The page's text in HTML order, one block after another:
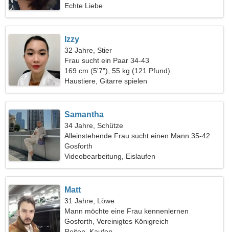
Echte Liebe
Izzy
32 Jahre, Stier
Frau sucht ein Paar 34-43
169 cm (5'7"), 55 kg (121 Pfund)
Haustiere, Gitarre spielen
Samantha
34 Jahre, Schütze
Alleinstehende Frau sucht einen Mann 35-42
Gosforth
Videobearbeitung, Eislaufen
Matt
31 Jahre, Löwe
Mann möchte eine Frau kennenlernen
Gosforth, Vereinigtes Königreich